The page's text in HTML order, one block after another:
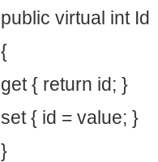
public virtual int Id
{
get { return id; }
set { id = value; }
}